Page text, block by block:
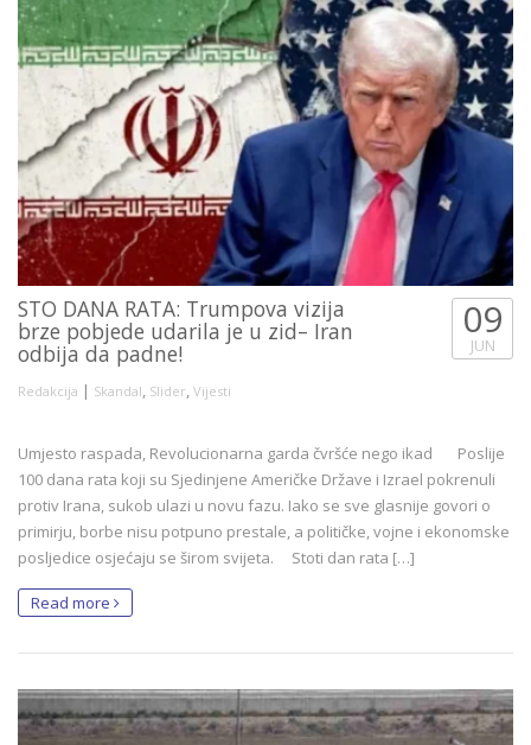
STO DANA RATA: Trumpova vizija
brze pobjede udarila je u zid– Iran
odbija da padne!
Redakcija | Skandal, Slider, Vijesti
09
JUN
Umjesto raspada, Revolucionarna garda čvršće nego ikad Poslije
100 dana rata koji su Sjedinjene Američke Države i Izrael pokrenuli
protiv Irana, sukob ulazi u novu fazu. Iako se sve glasnije govori o
primirju, borbe nisu potpuno prestale, a političke, vojne i ekonomske
posljedice osjećaju se širom svijeta. Stoti dan rata […]
Read more